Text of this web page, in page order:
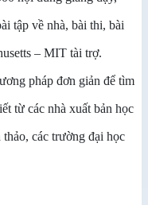
tập về nhà, bài thi, bài
– MIT tài trợ.
pháp đơn giản để tìm
từ các nhà xuất bản học
các trường đại học